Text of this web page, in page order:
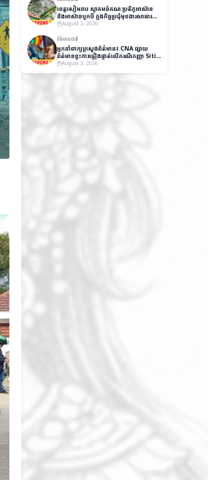
ខេត្តសៀមរាប ស្វាគមន៍គណៈប្រតិភូអាស៊ាន
និងអាស៊ានបូកបី ក្នុងកិច្ចប្រជុំមុខងារសាធារណៈ
និងវេទិកាស្តីពីអភិបាលកិច្ចល្អ
August 3, 2026
ព័ត៌មានជាតិ
អ្នកនាំពាក្យក្រសួងព័ត៌មាន៖ CNA ផ្សាយ
ព័ត៌មានខ្វះការផ្ទៀងផ្ទាត់លើករណីកញ្ញា Siti
Aishah បង្កឱ្យមានការយល់ច្រឡំ និងប៉ះ
August 3, 2026